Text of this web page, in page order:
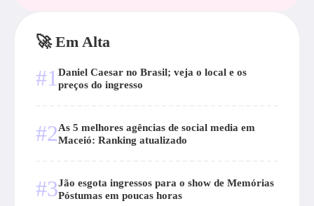
🚀 Em Alta
#1 Daniel Caesar no Brasil; veja o local e os
preços do ingresso
#2As 5 melhores agências de social media em
Maceió: Ranking atualizado
#3Jão esgota ingressos para o show de Memórias
Póstumas em poucas horas